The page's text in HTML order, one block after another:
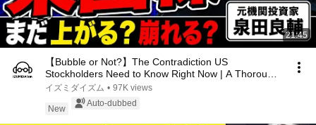
21:45
【Bubble or Not?】The Contradiction US
Stockholders Need to Know Right Now | A Thorough
Investigati...
イズミダイズム • 97K views
New
Auto-dubbed